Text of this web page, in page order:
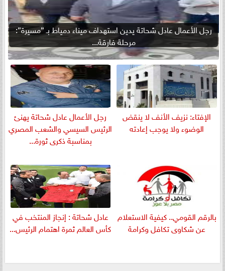
رجل الأعمال عادل شحاتة يدين استهداف ميناء دمياط بـ ”مسيرة”:
مرحلة فارقة...
الإفتاء: نزيف الأنف لا ينقض
الوضوء ولا يوجب إعادته
رجل الأعمال عادل شحاتة يهنئ
الرئيس السيسي والشعب المصري
بمناسبة ذكرى ثورة...
بالرقم القومي.. كيفية الاستعلام
عن شكاوى تكافل وكرامة
عادل شحاتة : إنجاز المنتخب في
كأس العالم ثمرة اهتمام الرئيس...